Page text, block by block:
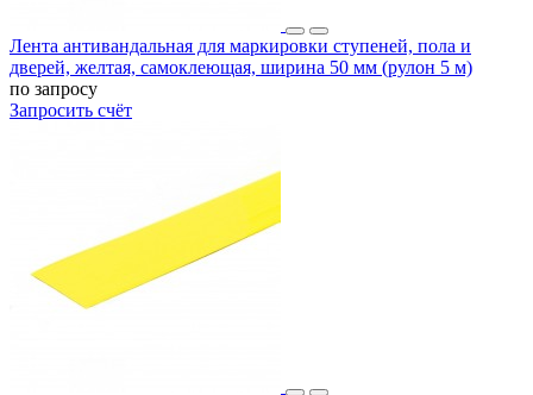
Лента антивандальная для маркировки ступеней, пола и
дверей, желтая, самоклеющая, ширина 50 мм (рулон 5 м)
по запросу
Запросить счёт